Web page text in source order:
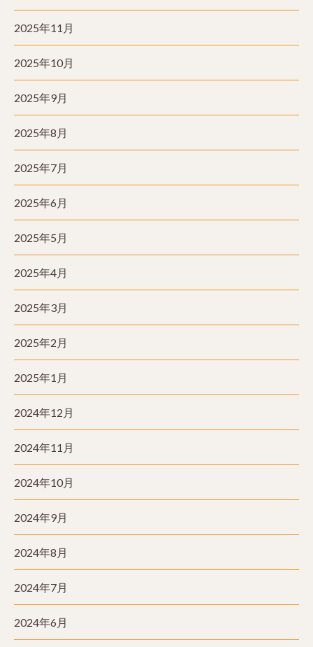
2025年11月
2025年10月
2025年9月
2025年8月
2025年7月
2025年6月
2025年5月
2025年4月
2025年3月
2025年2月
2025年1月
2024年12月
2024年11月
2024年10月
2024年9月
2024年8月
2024年7月
2024年6月